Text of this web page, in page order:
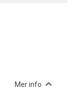
Mer info